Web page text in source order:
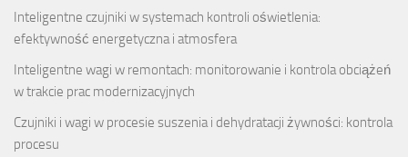
Inteligentne czujniki w systemach kontroli oświetlenia:
efektywność energetyczna i atmosfera
Inteligentne wagi w remontach: monitorowanie i kontrola obciążeń
w trakcie prac modernizacyjnych
Czujniki i wagi w procesie suszenia i dehydratacji żywności: kontrola
procesu